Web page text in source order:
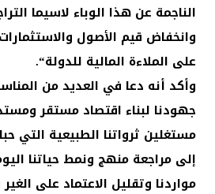
الناجمة عن هذا الوباء لاسيما
وانخفاض قيم الأصول
على الملاءة المالية للدولة“.
وأكد أنه دعا في العديد من
جهودنا لبناء اقتصاد مستقر
مستغلين ثرواتنا الطبيعية التي
إلى مراجعة منهج ونمط حياتنا
مواردنا وتقليل الاعتماد على